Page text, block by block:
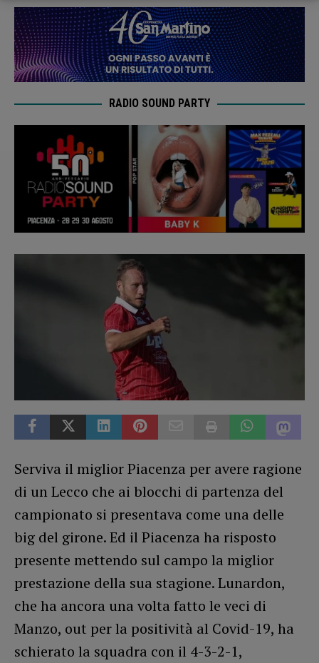
RADIO SOUND PARTY
Serviva il miglior Piacenza per avere ragione
di un Lecco che ai blocchi di partenza del
campionato si presentava come una delle
big del girone. Ed il Piacenza ha risposto
presente mettendo sul campo la miglior
prestazione della sua stagione. Lunardon,
che ha ancora una volta fatto le veci di
Manzo, out per la positività al Covid-19, ha
schierato la squadra con il 4-3-2-1,